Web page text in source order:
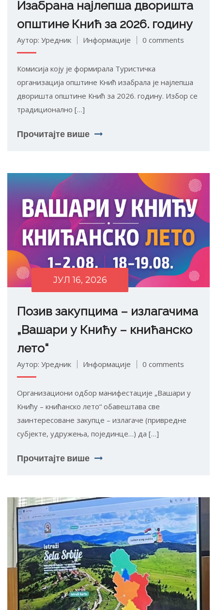
Изабрана најлепша дворишта
општине Кнић за 2026. годину
Аутор: Уредник Информације 0 comments
Комисија коју је формирала Туристичка
организација општине Кнић изабрала је најлепша
дворишта општине Кнић за 2026. годину. Избор се
традиционално […]
Прочитајте више
ЈУЛ 16, 2026
Позив закупцима – излагачима
„Вашари у Книћу – книћанско
лето“
Аутор: Уредник Информације 0 comments
Организациони одбор манифестације „Вашари у
Книћу – книћанско лето“ обавештава све
заинтересоване закупце – излагаче (привредне
субјекте, удружења, појединце…) да […]
Прочитајте више